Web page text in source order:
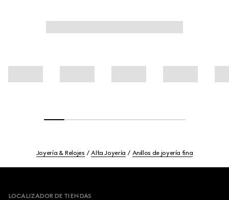
Joyería & Relojes Alta Joyería Anillos de joyería fina
LOCALIZADOR DE TIENDAS